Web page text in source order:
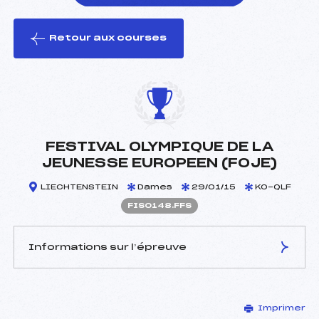
le ski
Retour aux courses
FESTIVAL OLYMPIQUE DE LA
JEUNESSE EUROPEEN (FOJE)
LIECHTENSTEIN Dames 29/01/15 KO-QLF
FIS0148.FFS
Informations sur l’épreuve
–
Imprimer